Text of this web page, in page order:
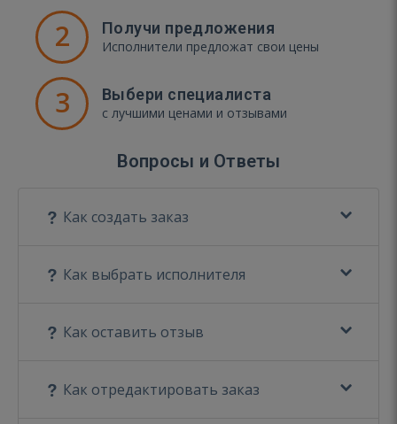
2 Получи предложения
Исполнители предложат свои цены
3 Выбери специалиста
с лучшими ценами и отзывами
Вопросы и Ответы
Как создать заказ
Как выбрать исполнителя
Как оставить отзыв
Как отредактировать заказ